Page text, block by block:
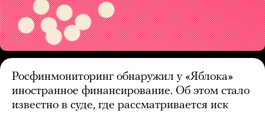
Росфинмониторинг обнаружил у «Яблока»
иностранное финансирование. Об этом стало
известно в суде, где рассматривается иск